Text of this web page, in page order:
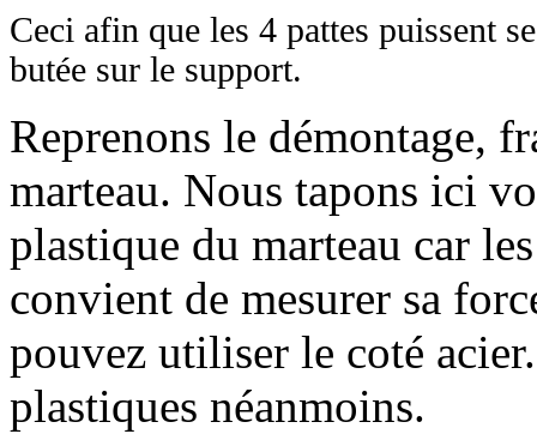
Ceci afin que les 4 pattes puissent
butée sur le support.
Reprenons le démontage,
marteau. Nous tapons ici
plastique du marteau car
convient de mesurer sa
pouvez utiliser le coté
plastiques néanmoins.